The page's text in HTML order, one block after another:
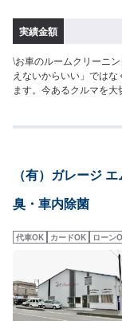
実績金額
\お車のルームクリーニ
えないからいい」では
ます。今あるクルマを
プ地域密着のクルマの
る笑顔✔️他店購入車の
を大切に〜埼玉県北葛
>パーツ持ち込みも可能
の方はその旨をオファー
時から夜7時まで営業中月
（有）ガレージ
臭・車内除菌
代車OK カードOK ローン